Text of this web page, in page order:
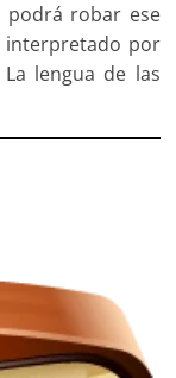
podrá robar ese
interpretado por
lengua de las